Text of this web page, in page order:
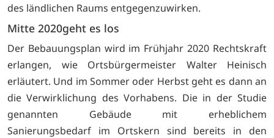
des ländlichen Raums entgegenzuwirken.
Mitte 2020geht es los
Der Bebauungsplan wird im Frühjahr 2020 Rechtskraft
erlangen, wie Ortsbürgermeister Walter Heinisch
erläutert. Und im Sommer oder Herbst geht es dann an
die Verwirklichung des Vorhabens. Die in der Studie
genannten Gebäude mit erheblichem
Sanierungsbedarf im Ortskern sind bereits in den